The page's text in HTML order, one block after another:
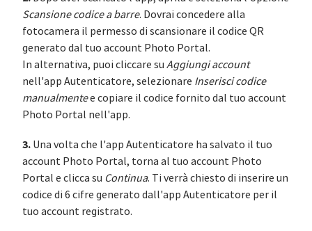
Scansione codice a barre. Dovrai concedere alla
fotocamera il permesso di scansionare il codice QR
generato dal tuo account Photo Portal.
In alternativa, puoi cliccare su Aggiungi account
nell'app Autenticatore, selezionare Inserisci codice
manualmentee copiare il codice fornito dal tuo account
Photo Portal nell'app.
3. Una volta che l'app Autenticatore ha salvato il tuo
account Photo Portal, torna al tuo account Photo
Portal e clicca su Continua. Ti verrà chiesto di inserire un
codice di 6 cifre generato dall'app Autenticatore per il
tuo account registrato.